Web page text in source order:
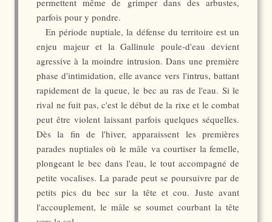
permettent même de grimper dans des arbustes,
parfois pour y pondre.
En période nuptiale, la défense du territoire est un
enjeu majeur et la Gallinule poule-d'eau devient
agressive à la moindre intrusion. Dans une première
phase d'intimidation, elle avance vers l'intrus, battant
rapidement de la queue, le bec au ras de l'eau. Si le
rival ne fuit pas, c'est le début de la rixe et le combat
peut être violent laissant parfois quelques séquelles.
Dès la fin de l'hiver, apparaissent les premières
parades nuptiales où le mâle va courtiser la femelle,
plongeant le bec dans l'eau, le tout accompagné de
petite vocalises. La parade peut se poursuivre par de
petits pics du bec sur la tête et cou. Juste avant
l'accouplement, le mâle se soumet courbant la tête